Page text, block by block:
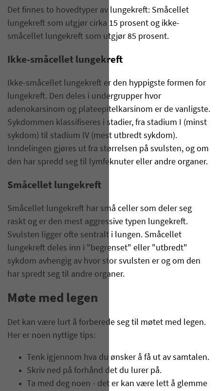
Det finnes to hovedtyper av lungekreft: Småcellet
lungekreft som utgjør cirka 15 prosent og ikke-
småcellet lungekreft som utgjør 85 prosent.
Ikke-småcellet lungekreft
Ikke-småcellet lungekreft er den hyppigste formen for
lungekreft. Den deles i undergrupper hvor
adenokarsinom og plateepitelkarsinom er de vanligste.
Sykdommen klassifiseres i stadier, fra stadium I (minst
sykdom) til stadium IV (mest utbredt sykdom).
Inndelingen gjøres ut fra størrelsen på svulsten, og om
den har spredd seg til lymfeknuter eller andre organer.
Småcellet lungekreft
Småcellet lungekreft har små celler som deler seg
raskt og er den mest aggressive typen lungekreft.
Svulsten ligger ofte sentralt i lungen. Småcellet
lungekreft deles inn i "begrenset" eller "utbredt"
sykdom avhengig av hvor stor svulsten er og om den
har spredt seg til andre organer.
Møte m​ed legen
Det kan være lurt å forberede seg til møtet med legen.
Her er noen nyttige tips:
​Tenk igjennom hva du ønsker å få ut av samtalen.
Skriv ned på forhånd det du lurer på.
Ta med deg noen - det er kan være lett å glemme